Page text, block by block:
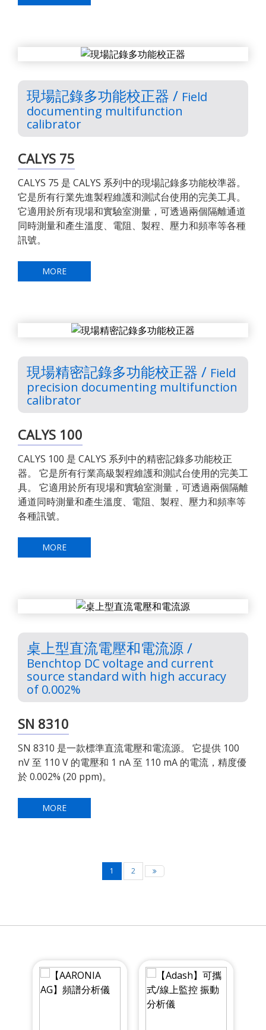
現場記錄多功能校正器 / Field
documenting multifunction
calibrator
CALYS 75
CALYS 75 是 CALYS 系列中的現場記錄多功能校準器。
它是所有行業先進製程維護和測試台使用的完美工具。
它適用於所有現場和實驗室測量，可透過兩個隔離通道
同時測量和產生溫度、電阻、製程、壓力和頻率等各種
訊號。
MORE
現場精密記錄多功能校正器 / Field
precision documenting multifunction
calibrator
CALYS 100
CALYS 100 是 CALYS 系列中的精密記錄多功能校正
器。 它是所有行業高級製程維護和測試台使用的完美工
具。 它適用於所有現場和實驗室測量，可透過兩個隔離
通道同時測量和產生溫度、電阻、製程、壓力和頻率等
各種訊號。
MORE
桌上型直流電壓和電流源 /
Benchtop DC voltage and current
source standard with high accuracy
of 0.002%
SN 8310
SN 8310 是一款標準直流電壓和電流源。 它提供 100
nV 至 110 V 的電壓和 1 nA 至 110 mA 的電流，精度優
於 0.002% (20 ppm)。
MORE
1 2